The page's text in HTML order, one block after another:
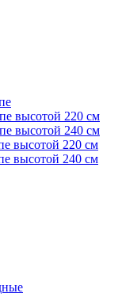
высотой 220 см
высотой 240 см
высотой 220 см
высотой 240 см